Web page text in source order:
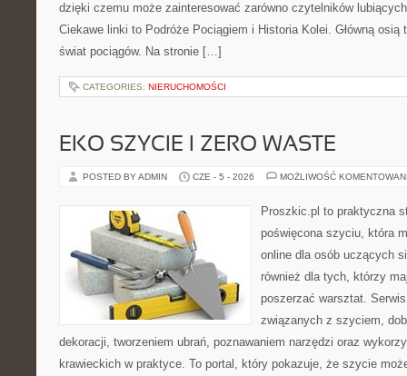
dzięki czemu może zainteresować zarówno czytelników
Ciekawe linki to Podróże Pociągiem i Historia Kolei. Główną
świat pociągów. Na stronie […]
CATEGORIES: NIERUCHOMOŚCI
EKO SZYCIE I ZERO WASTE
POSTED BY ADMIN CZE - 5 - 2026 MOŻLIWOŚĆ
Proszkic.pl to praktyczna
poświęcona szyciu, która
online dla osób uczących
również dla tych, którzy
poszerzać warsztat.
związanych z szyciem,
dekoracji, tworzeniem ubrań, poznawaniem narzędzi oraz
krawieckich w praktyce. To portal, który pokazuje, że szycie